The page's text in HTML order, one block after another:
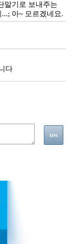
말기로 보내주는
아~ 모르겠네요.
다